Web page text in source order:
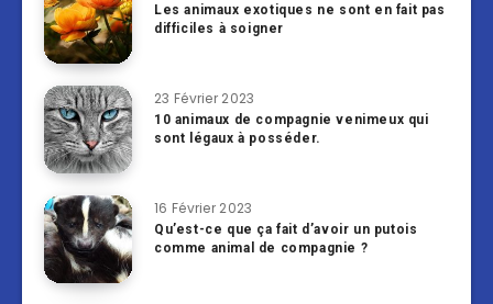
Les animaux exotiques ne sont en fait pas
difficiles à soigner
23 Février 2023
10 animaux de compagnie venimeux qui
sont légaux à posséder.
16 Février 2023
Qu’est-ce que ça fait d’avoir un putois
comme animal de compagnie ?